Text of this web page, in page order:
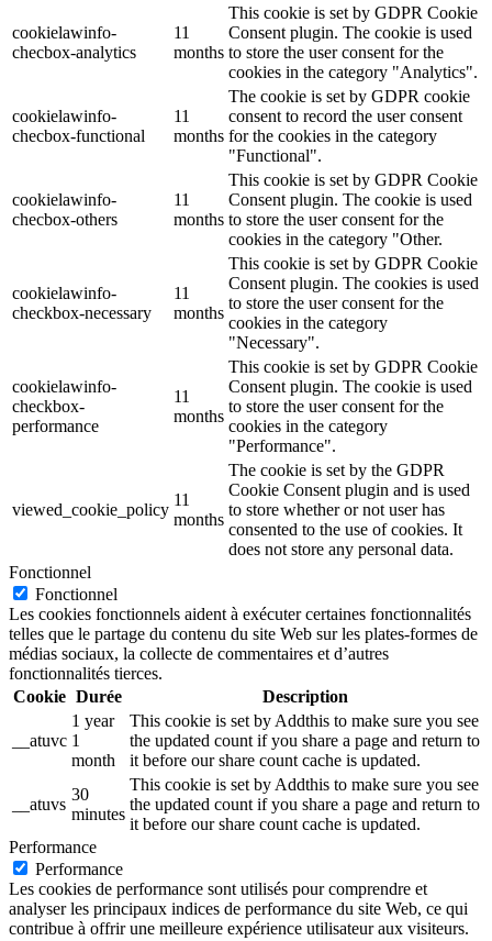
cookielawinfo-
checbox-analytics
11
months
This cookie is set by GDPR Cookie
Consent plugin. The cookie is used
to store the user consent for the
cookies in the category "Analytics".
cookielawinfo-
checbox-functional
11
months
The cookie is set by GDPR cookie
consent to record the user consent
for the cookies in the category
"Functional".
cookielawinfo-
checbox-others
11
months
This cookie is set by GDPR Cookie
Consent plugin. The cookie is used
to store the user consent for the
cookies in the category "Other.
cookielawinfo-
checkbox-necessary
11
months
This cookie is set by GDPR Cookie
Consent plugin. The cookies is used
to store the user consent for the
cookies in the category
"Necessary".
cookielawinfo-
checkbox-
performance
11
months
This cookie is set by GDPR Cookie
Consent plugin. The cookie is used
to store the user consent for the
cookies in the category
"Performance".
viewed_cookie_policy
11
months
The cookie is set by the GDPR
Cookie Consent plugin and is used
to store whether or not user has
consented to the use of cookies. It
does not store any personal data.
Fonctionnel
Fonctionnel
Les cookies fonctionnels aident à exécuter certaines fonctionnalités
telles que le partage du contenu du site Web sur les plates-formes de
médias sociaux, la collecte de commentaires et d’autres
fonctionnalités tierces.
Cookie Durée Description
__atuvc
1 year
1
month
This cookie is set by Addthis to make sure you see
the updated count if you share a page and return to
it before our share count cache is updated.
__atuvs
30
minutes
This cookie is set by Addthis to make sure you see
the updated count if you share a page and return to
it before our share count cache is updated.
Performance
Performance
Les cookies de performance sont utilisés pour comprendre et
analyser les principaux indices de performance du site Web, ce qui
contribue à offrir une meilleure expérience utilisateur aux visiteurs.